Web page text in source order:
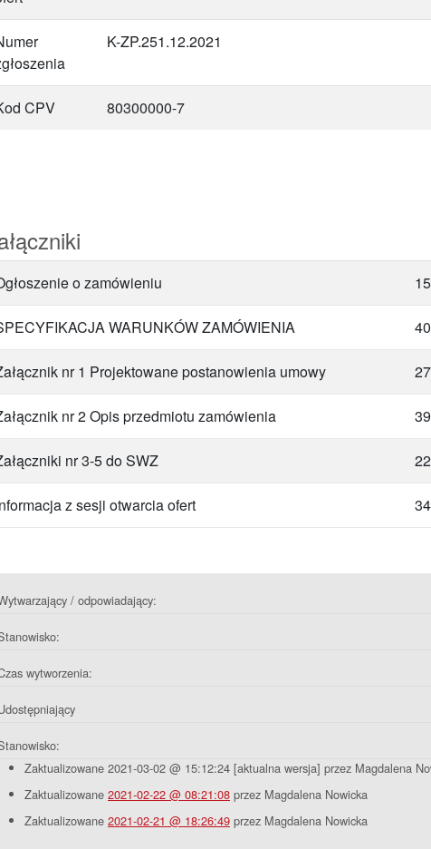
K-ZP.251.12.2021
CPV 80300000-7
o zamówieniu
WARUNKÓW ZAMÓWIENIA
nr 1 Projektowane postanowienia umowy
nr 2 Opis przedmiotu zamówienia
nr 3-5 do SWZ
z sesji otwarcia ofert
/ odpowiadający:
wytworzenia:
Zaktualizowane 2021-03-02 @ 15:12:24 [aktualna wersja] przez Magdalena
Zaktualizowane 2021-02-22 @ 08:21:08 przez Magdalena Nowicka
Zaktualizowane 2021-02-21 @ 18:26:49 przez Magdalena Nowicka